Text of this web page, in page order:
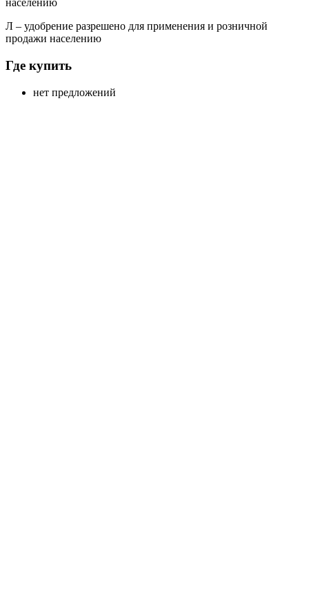
населению
Л – удобрение разрешено для применения и розничной
продажи населению
Где купить
нет предложений